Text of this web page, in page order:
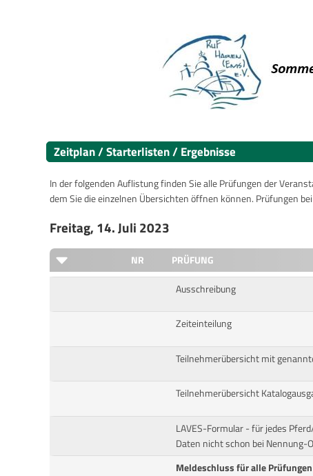
Zeitplan / Starterlisten / Ergebnisse
In der folgenden Auflistung finden Sie alle Prüfungen der
dem Sie die einzelnen Übersichten öffnen können. Prüfungen
Freitag, 14. Juli 2023
NR PRÜFUNG
Ausschreibung
Zeiteinteilung
Teilnehmerübersicht mit
Teilnehmerübersicht
LAVES-Formular - für jedes
Daten nicht schon bei Nennung-
Meldeschluss für alle